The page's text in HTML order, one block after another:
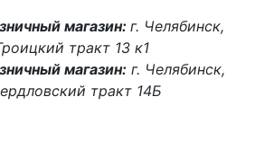
магазин: г. Челябинск,
тракт 13 к1
магазин:г. Челябинск,
тракт 14Б